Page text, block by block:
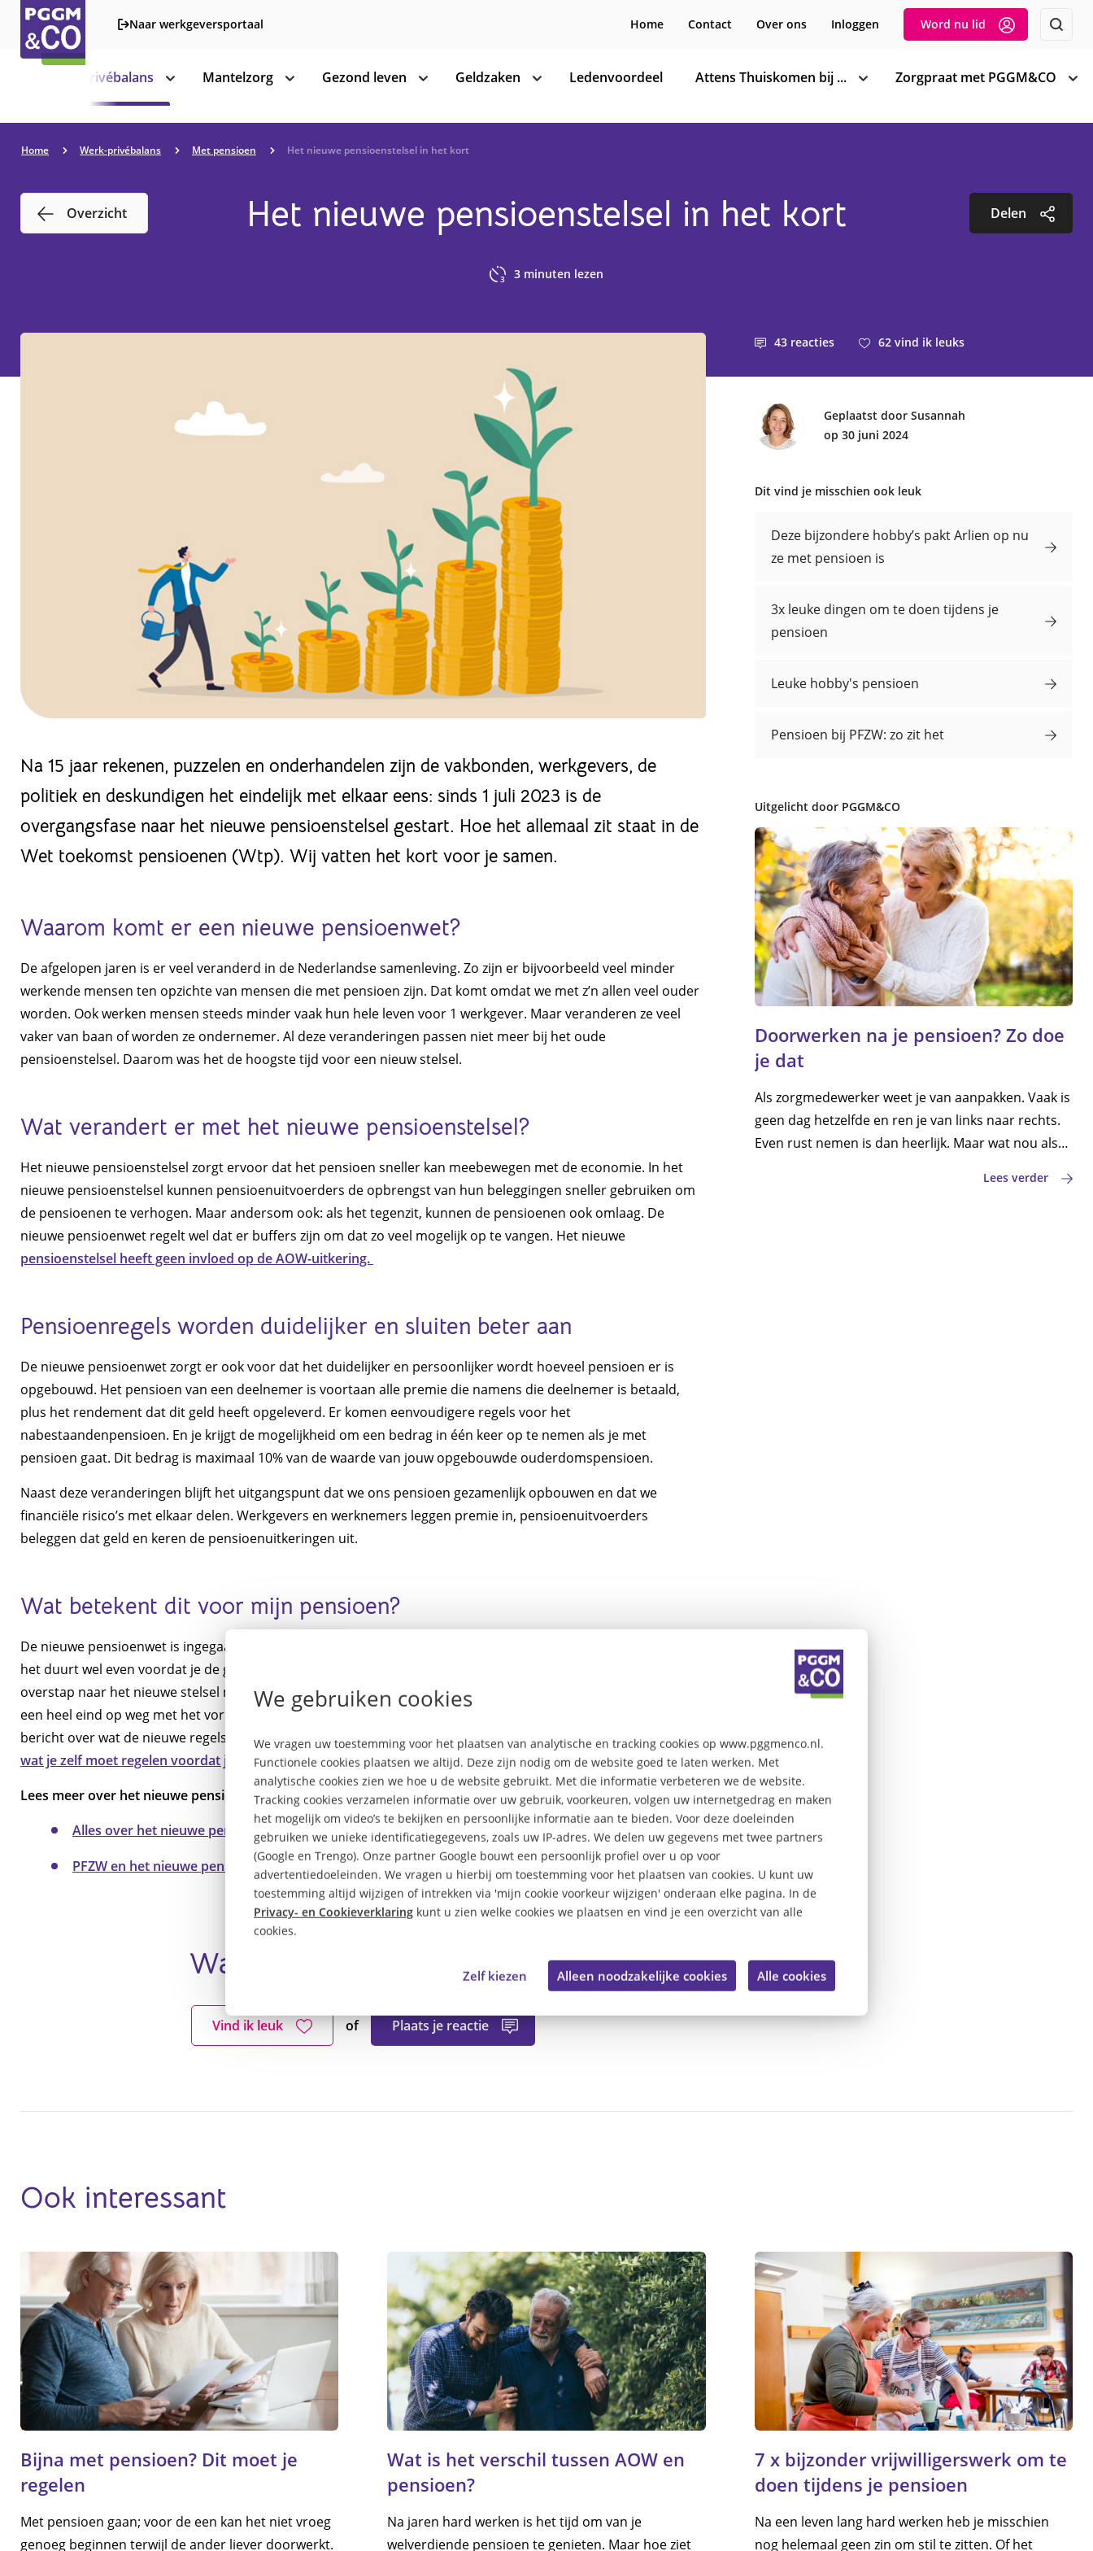
We gebruiken cookies
We vragen uw toestemming voor het plaatsen van analytische en tracking cookies op www.pggmenco.nl.
Functionele cookies plaatsen we altijd. Deze zijn nodig om de website goed te laten werken. Met
analytische cookies zien we hoe u de website gebruikt. Met die informatie verbeteren we de website.
Tracking cookies verzamelen informatie over uw gebruik, voorkeuren, volgen uw internetgedrag en maken
het mogelijk om video’s te bekijken en persoonlijke informatie aan te bieden. Voor deze doeleinden
gebruiken we unieke identificatiegegevens, zoals uw IP-adres. We delen uw gegevens met twee partners
(Google en Trengo). Onze partner Google bouwt een persoonlijk profiel over u op voor
advertentiedoeleinden. We vragen u hierbij om toestemming voor het plaatsen van cookies. U kunt uw
toestemming altijd wijzigen of intrekken via 'mijn cookie voorkeur wijzigen' onderaan elke pagina. In de
Privacy- en Cookieverklaring kunt u zien welke cookies we plaatsen en vind je een overzicht van alle
cookies.
Zelf kiezen Alleen noodzakelijke cookies Alle cookies
Naar werkgeversportaal Home Contact Over ons Inloggen Word nu lid
Werk-privébalans
toon
Mantelzorg
toon
Gezond leven
toon
Geldzaken
toon
Ledenvoordeel Attens Thuiskomen bij ...
toon
Zorgpraat met PGGM&CO
Home Werk-privébalans Met pensioen Het nieuwe pensioenstelsel in het kort
Het nieuwe pensioenstelsel in het kort
3 3minuten lezen
Overzicht Delen
43reacties 62vind ik leuks
Geplaatst door Susannah
op 30 juni 2024
Na 15 jaar rekenen, puzzelen en onderhandelen zijn de vakbonden, werkgevers, de
politiek en deskundigen het eindelijk met elkaar eens: sinds 1 juli 2023 is de
overgangsfase naar het nieuwe pensioenstelsel gestart. Hoe het allemaal zit staat in de
Wet toekomst pensioenen (Wtp). Wij vatten het kort voor je samen.
Waarom komt er een nieuwe pensioenwet?
De afgelopen jaren is er veel veranderd in de Nederlandse samenleving. Zo zijn er bijvoorbeeld veel minder
werkende mensen ten opzichte van mensen die met pensioen zijn. Dat komt omdat we met z’n allen veel ouder
worden. Ook werken mensen steeds minder vaak hun hele leven voor 1 werkgever. Maar veranderen ze veel
vaker van baan of worden ze ondernemer. Al deze veranderingen passen niet meer bij het oude
pensioenstelsel. Daarom was het de hoogste tijd voor een nieuw stelsel.
Wat verandert er met het nieuwe pensioenstelsel?
Het nieuwe pensioenstelsel zorgt ervoor dat het pensioen sneller kan meebewegen met de economie. In het
nieuwe pensioenstelsel kunnen pensioenuitvoerders de opbrengst van hun beleggingen sneller gebruiken om
de pensioenen te verhogen. Maar andersom ook: als het tegenzit, kunnen de pensioenen ook omlaag. De
nieuwe pensioenwet regelt wel dat er buffers zijn om dat zo veel mogelijk op te vangen. Het nieuwe
pensioenstelsel heeft geen invloed op de AOW-uitkering.
Pensioenregels worden duidelijker en sluiten beter aan
De nieuwe pensioenwet zorgt er ook voor dat het duidelijker en persoonlijker wordt hoeveel pensioen er is
opgebouwd. Het pensioen van een deelnemer is voortaan alle premie die namens die deelnemer is betaald,
plus het rendement dat dit geld heeft opgeleverd. Er komen eenvoudigere regels voor het
nabestaandenpensioen. En je krijgt de mogelijkheid om een bedrag in één keer op te nemen als je met
pensioen gaat. Dit bedrag is maximaal 10% van de waarde van jouw opgebouwde ouderdomspensioen.
Naast deze veranderingen blijft het uitgangspunt dat we ons pensioen gezamenlijk opbouwen en dat we
financiële risico’s met elkaar delen. Werkgevers en werknemers leggen premie in, pensioenuitvoerders
beleggen dat geld en keren de pensioenuitkeringen uit.
Wat betekent dit voor mijn pensioen?
De nieuwe pensioenwet is ingegaan op 1 juli 2023 en geldt voor alle pensioenen. Dus ook voor die van jou. Maar
het duurt wel even voordat je de gevolgen ervan merkt. De verwachting is dat PFZW per 1 januari 2026 de
overstap naar het nieuwe stelsel maakt. Vakbonden en werkgevers in de sector zorg en welzijn zijn namelijk al
een heel eind op weg met het vormgeven van het nieuwe
bericht over wat de nieuwe regels voor jou persoonlijk betekenen. En ga je binnenkort met pensioen? Bekijk dan
wat je zelf moet regelen voordat je met pensioen gaat.
Lees meerover het nieuwe pensioenstelsel
Alles over het nieuwe pensioenstelsel
PFZW en het nieuwe pensioenstelsel
Wat vind jij van dit artikel?
Vind ik leuk of Plaats je reactie
Dit vind je misschien ook leuk
Deze bijzondere hobby’s pakt Arlien op nu
ze met pensioen is
3x leuke dingen om te doen tijdens je
pensioen
Leuke hobby's pensioen
Pensioen bij PFZW: zo zit het
Uitgelicht door PGGM&CO
Doorwerken na je pensioen? Zo doe
je dat
Als zorgmedewerker weet je van aanpakken. Vaak is
geen dag hetzelfde en ren je van links naar rechts.
Even rust nemen is dan heerlijk. Maar wat nou als
AOW-leeftijd hebt bereikt? Dan kun je natuurlijk ook
Lees verder
Ook interessant
Bijna met pensioen? Dit moet je
regelen
Met pensioen gaan; voor de een kan het niet vroeg
genoeg beginnen terwijl de ander liever doorwerkt.
Wat is het verschil tussen AOW en
pensioen?
Na jaren hard werken is het tijd om van je
welverdiende pensioen te genieten. Maar hoe ziet
7 x bijzonder vrijwilligerswerk om te
doen tijdens je pensioen
Na een leven lang hard werken heb je misschien
nog helemaal geen zin om stil te zitten. Of het